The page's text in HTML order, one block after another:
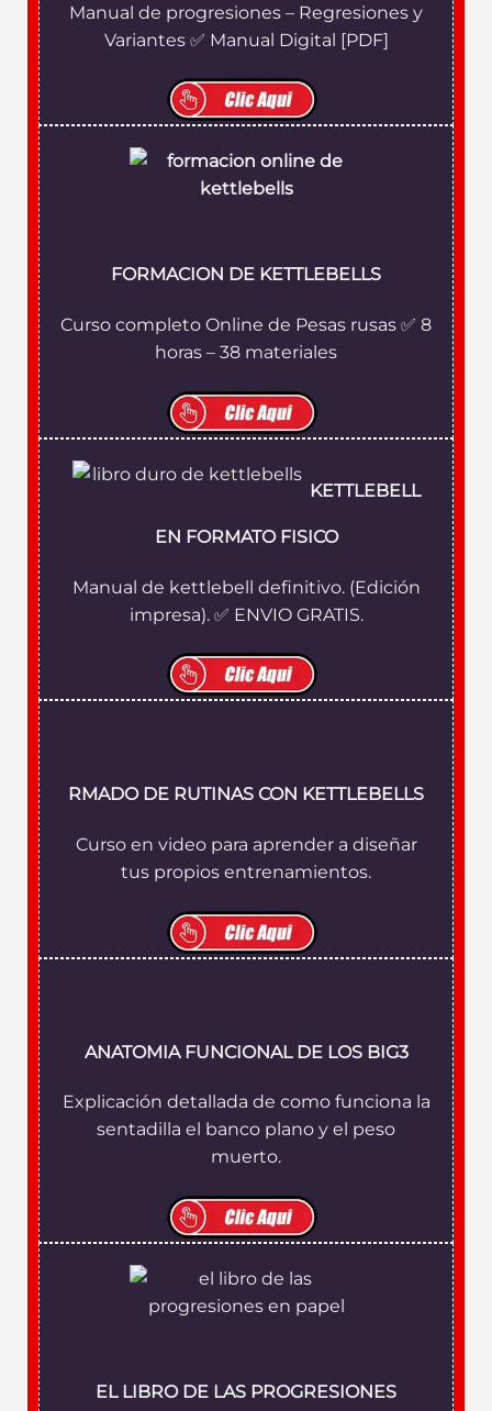
Manual de progresiones – Regresiones y
Variantes ✅ Manual Digital [PDF]
FORMACION DE KETTLEBELLS
Curso completo Online de Pesas rusas ✅ 8
horas – 38 materiales
KETTLEBELL
EN FORMATO FISICO
Manual de kettlebell definitivo. (Edición
impresa). ✅ ENVIO GRATIS.
RMADO DE RUTINAS CON KETTLEBELLS
Curso en video para aprender a diseñar
tus propios entrenamientos.
ANATOMIA FUNCIONAL DE LOS BIG3
Explicación detallada de como funciona la
sentadilla el banco plano y el peso
muerto.
EL LIBRO DE LAS PROGRESIONES